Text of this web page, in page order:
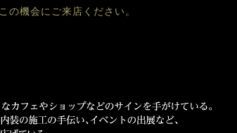
の機会にご来店ください。